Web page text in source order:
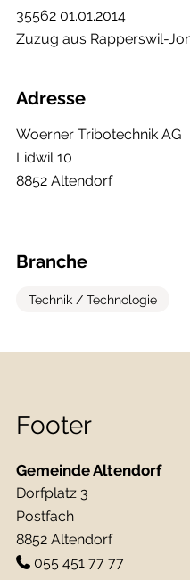
35562 01.01.2014
Zuzug aus Rapperswil-
Adresse
Woerner Tribotechnik AG
Lidwil 10
8852 Altendorf
Branche
Technik / Technologie
Footer
Gemeinde Altendorf
Dorfplatz 3
Postfach
8852 Altendorf
055 451 77 77